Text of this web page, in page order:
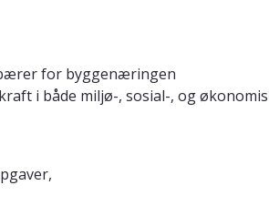
for byggenæringen
i både miljø-, sosial-, og